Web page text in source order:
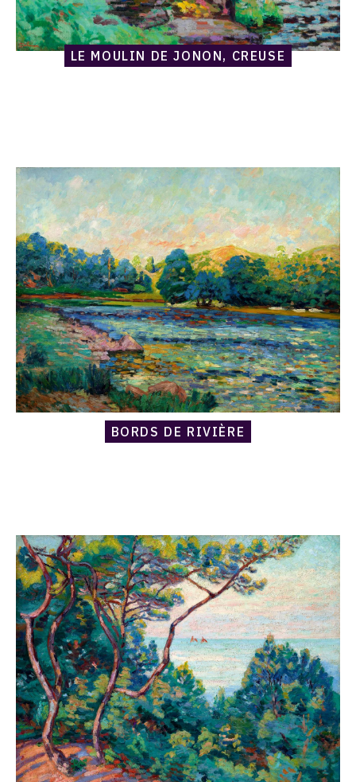
LE MOULIN DE JONON, CREUSE
Armand
Guillaumin,
Bords
de
rivière
BORDS DE RIVIÈRE
raisonné,
Armand
Guillaumin,
Côte
de
l'Estérel